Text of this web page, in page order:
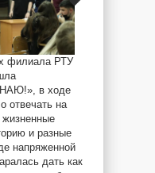
филиала РТУ
в ходе
отвечать на
и разные
напряженной
дать как